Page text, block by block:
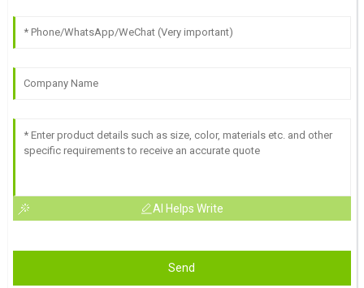
AI Helps Write
Send